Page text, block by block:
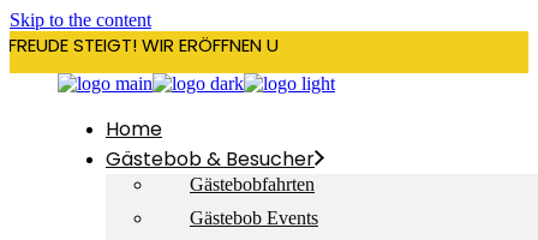
Skip to the content
STEIGT! WIR ERÖFFNEN UNSERE SAISON AM 22.
Home
Gästebob & Besucher
Gästebobfahrten
Gästebob Events